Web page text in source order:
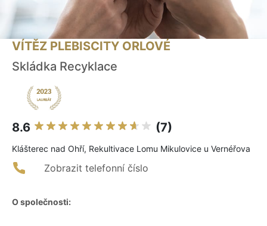
VÍTĚZ PLEBISCITY ORLOVÉ
Skládka Recyklace
8.6 (7)
Klášterec nad Ohří, Rekultivace Lomu Mikulovice u Vernéřova
Zobrazit telefonní číslo
O společnosti: